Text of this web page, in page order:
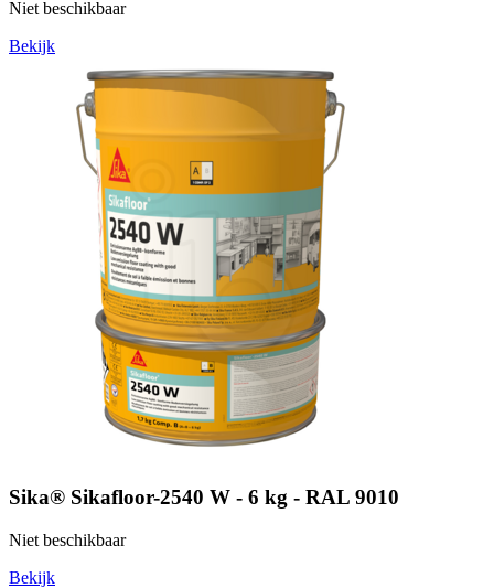
Niet beschikbaar
Bekijk
Sika® Sikafloor-2540 W - 6 kg - RAL 9010
Niet beschikbaar
Bekijk